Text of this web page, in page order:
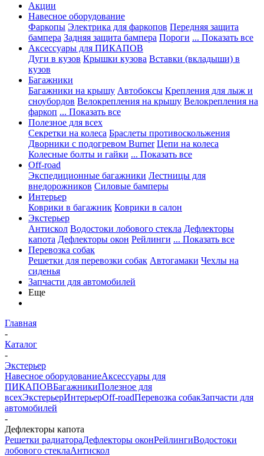
Акции
Навесное оборудование
Фаркопы Электрика для фаркопов Передняя защита
бампера Задняя защита бампера Пороги ... Показать все
Аксессуары для ПИКАПОВ
Дуги в кузов Крышки кузова Вставки (вкладыши) в
кузов
Багажники
Багажники на крышу Автобоксы Крепления для лыж и
сноубордов Велокрепления на крышу Велокрепления на
фаркоп ... Показать все
Полезное для всех
Секретки на колеса Браслеты противоскольжения
Дворники с подогревом Burner Цепи на колеса
Колесные болты и гайки ... Показать все
Off-road
Экспедиционные багажники Лестницы для
внедорожников Силовые бамперы
Интерьер
Коврики в багажник Коврики в салон
Экстерьер
Антискол Водостоки лобового стекла Дефлекторы
капота Дефлекторы окон Рейлинги ... Показать все
Перевозка собак
Решетки для перевозки собак Автогамаки Чехлы на
сиденья
Запчасти для автомобилей
Еще
Главная
-
Каталог
-
Экстерьер
Навесное оборудованиеАксессуары для
ПИКАПОВБагажникиПолезное для
всехЭкстерьерИнтерьерOff-roadПеревозка собакЗапчасти для
автомобилей
-
Дефлекторы капота
Решетки радиатораДефлекторы оконРейлингиВодостоки
лобового стеклаАнтискол